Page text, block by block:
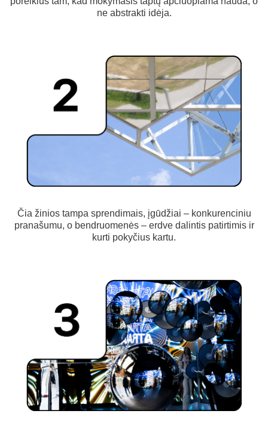
ne abstrakti idėja.
Čia žinios tampa sprendimais, įgūdžiai – konkurenciniu
pranašumu, o bendruomenės – erdve dalintis patirtimis ir
kurti pokyčius kartu.